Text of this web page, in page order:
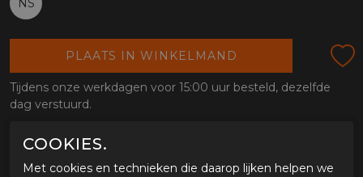
NS
PLAATS IN WINKELMAND
Tijdens onze werkdagen voor 15:00 uur besteld, dezelfde
dag verstuurd.
OMSCHRIJVING PLAKSTRIP CARDO PACKTALK
EDGE
COOKIES.
Met cookies en technieken die daarop lijken helpen we